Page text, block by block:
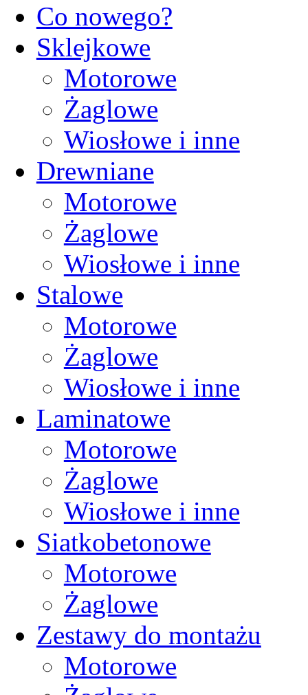
Co nowego?
Sklejkowe
Motorowe
Żaglowe
Wiosłowe i inne
Drewniane
Motorowe
Żaglowe
Wiosłowe i inne
Stalowe
Motorowe
Żaglowe
Wiosłowe i inne
Laminatowe
Motorowe
Żaglowe
Wiosłowe i inne
Siatkobetonowe
Motorowe
Żaglowe
Zestawy do montażu
Motorowe